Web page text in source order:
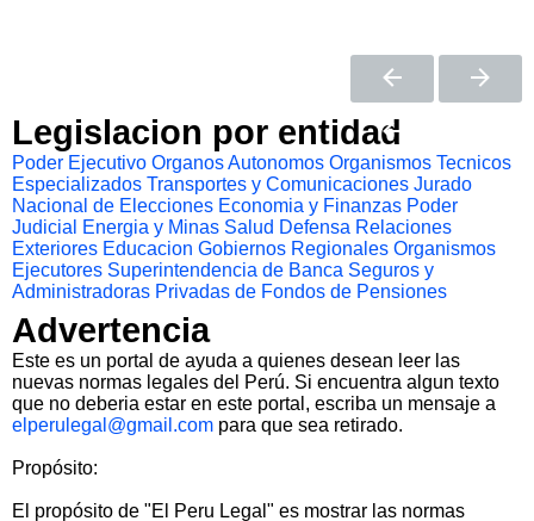
Legislacion por entidad
Poder Ejecutivo Organos Autonomos Organismos Tecnicos
Especializados Transportes y Comunicaciones Jurado
Nacional de Elecciones Economia y Finanzas Poder
Judicial
Energia y Minas Salud Defensa Relaciones
Exteriores Educacion Gobiernos Regionales Organismos
Ejecutores Superintendencia de Banca Seguros y
Administradoras Privadas de Fondos de Pensiones
Advertencia
Este es un portal de ayuda a quienes desean leer las
nuevas normas legales del Perú. Si encuentra algun texto
que no deberia estar en este portal, escriba un mensaje a
elperulegal@gmail.com para que sea retirado.
Propósito:
El propósito de "El Peru Legal" es mostrar las normas